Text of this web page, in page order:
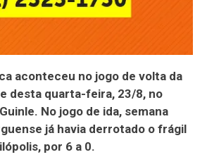
aconteceu no jogo de volta da
desta quarta-feira, 23/8, no
No jogo de ida, semana
já havia derrotado o frágil
por 6 a 0.